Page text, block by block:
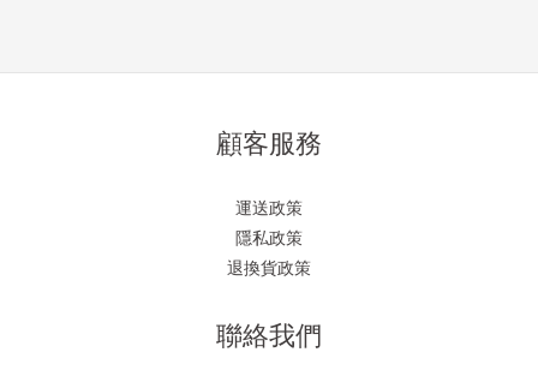
顧客服務
運送政策
隱私政策
退換貨政策
聯絡我們